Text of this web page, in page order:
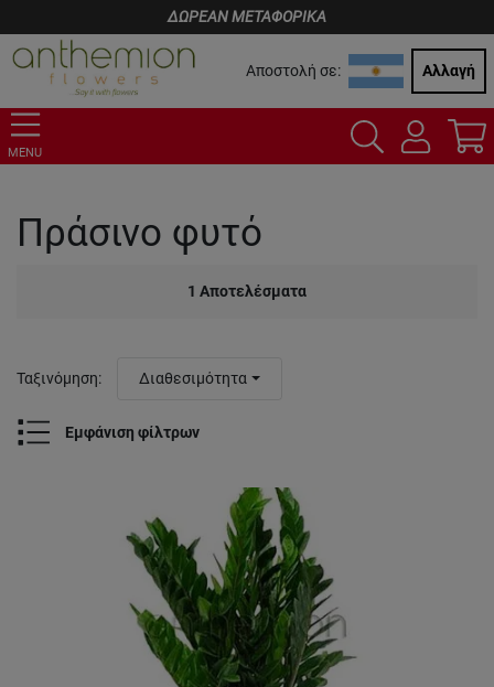
ΔΩΡΕΑΝ ΜΕΤΑΦΟΡΙΚΑ
Αποστολή σε: Αλλαγή
MENU
Πράσινο φυτό
1 Αποτελέσματα
Εμφάνιση φίλτρων
Ταξινόμηση: Διαθεσιμότητα